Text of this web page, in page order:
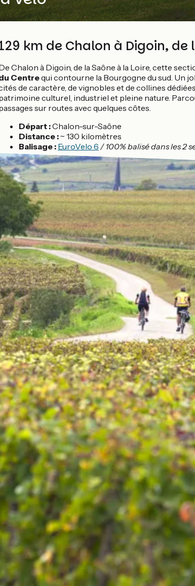
km de Chalon à Digoin, de
Chalon à Digoin, de la Saône à la Loire, cette
Centrequi contourne la Bourgogne du sud. Un
de caractère, de vignobles et de collines
culturel, industriel et pleine nature.
sur routes avec quelques côtes.
Départ :Chalon-sur-Saône
Distance :~ 130 kilomètres
Balisage : EuroVelo 6 / 100% balisé dans les 2